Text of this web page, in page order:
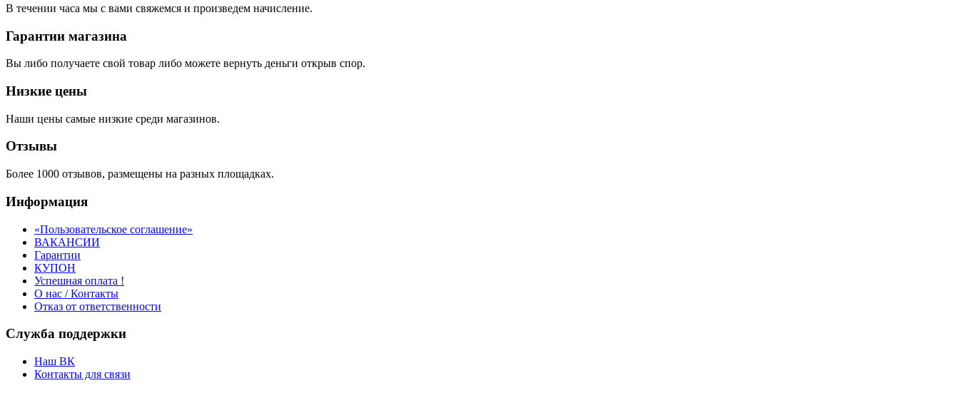
В течении часа мы с вами свяжемся и произведем начисление.
Гарантии магазина
Вы либо получаете свой товар либо можете вернуть деньги открыв спор.
Низкие цены
Наши цены самые низкие среди магазинов.
Отзывы
Более 1000 отзывов, размещены на разных площадках.
Информация
«Пользовательское соглашение»
ВАКАНСИИ
Гарантии
КУПОН
Успешная оплата !
О нас / Контакты
Отказ от ответственности
Служба поддержки
Наш ВК
Контакты для связи